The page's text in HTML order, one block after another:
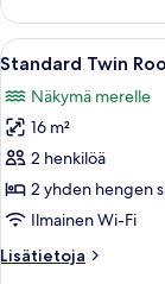
Room
Side
Sea
Avaa
kaikki
huonetyypin
Standard
Twin
Room
Full
View
4
Standard Twin
Näkymä merelle
16 m²
2 henkilöä
2 yhden hengen
Ilmainen Wi-Fi
Lisätietoja
Lisätietoja